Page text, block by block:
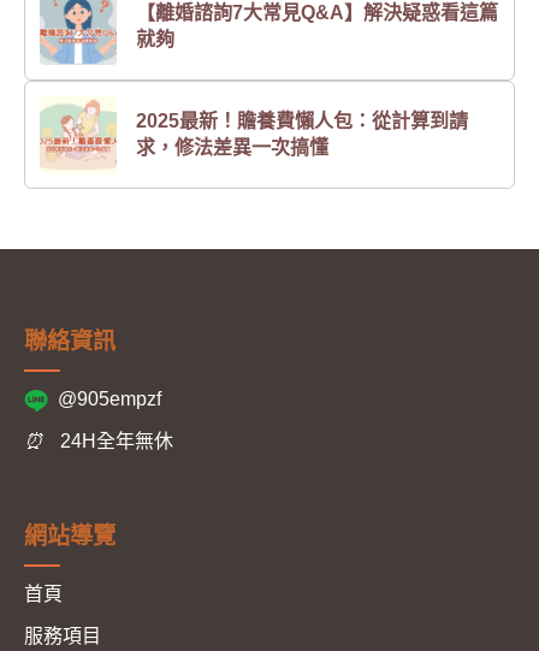
【離婚諮詢7大常見Q&A】解決疑惑看這篇
就夠
2025最新！贍養費懶人包：從計算到請
求，修法差異一次搞懂
聯絡資訊
@905empzf
⏰ 24H全年無休
網站導覽
首頁
服務項目